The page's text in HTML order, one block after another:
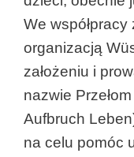
We
organizacją
założeniu i
nazwie
Aufbruch
na celu pomóc